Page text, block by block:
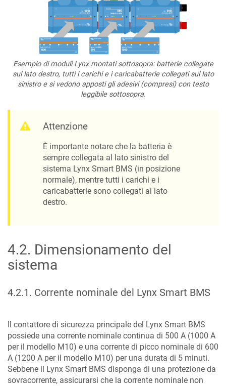
Esempio di moduli Lynx montati sottosopra: batterie collegate
sul lato destro, tutti i carichi e i caricabatterie collegati sul lato
sinistro e si vedono apposti gli adesivi (compresi) con testo
leggibile sottosopra.
Attenzione
È importante notare che la batteria è
sempre collegata al lato sinistro del
sistema Lynx Smart BMS (in posizione
normale), mentre tutti i carichi e i
caricabatterie sono collegati al lato
destro.
4.2. Dimensionamento del
sistema
4.2.1 . Corrente nominale del Lynx Smart BMS
Il contattore di sicurezza principale del Lynx Smart BMS
possiede una corrente nominale continua di 500 A (1000 A
per il modello M10) e una corrente di picco nominale di 600
A (1200 A per il modello M10) per una durata di 5 minuti.
Sebbene il Lynx Smart BMS disponga di una protezione da
sovracorrente, assicurarsi che la corrente nominale non